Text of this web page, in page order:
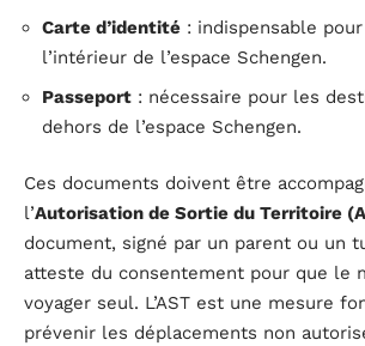
Carte d’identité : indispensable
l’intérieur de l’espace Schengen.
Passeport : nécessaire pour les
dehors de l’espace Schengen.
Ces documents doivent être
l’Autorisation de Sortie du Territoire
document, signé par un parent ou un
atteste du consentement pour que le
voyager seul. L’AST est une mesure
prévenir les déplacements non